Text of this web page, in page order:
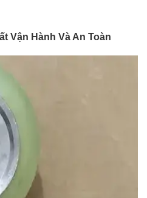
Vận Hành Và An Toàn